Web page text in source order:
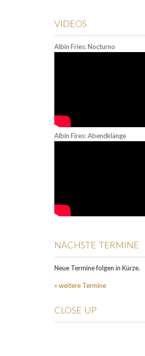
VIDEOS
Albin Fries: Nocturno
Albin Fires: Abendklänge
NÄCHSTE TERMINE
Neue Termine folgen in Kürze.
» weitere Termine
CLOSE UP